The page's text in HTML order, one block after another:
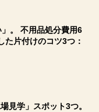
。 不用品処分費用6
た片付けのコツ3つ：
見学」スポット3つ。